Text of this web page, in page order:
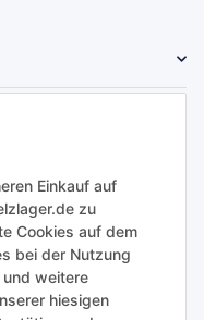
Einkauf auf
zu
Cookies auf dem
bei der Nutzung
weitere
hiesigen